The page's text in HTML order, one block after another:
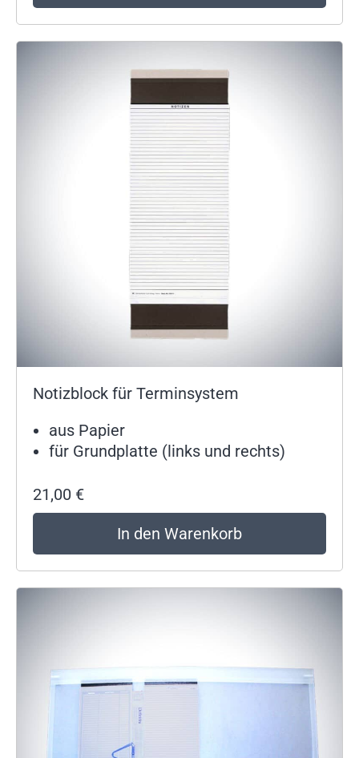
Notizblock für Terminsystem
aus Papier
für Grundplatte (links und rechts)
21,00 €
In den Warenkorb